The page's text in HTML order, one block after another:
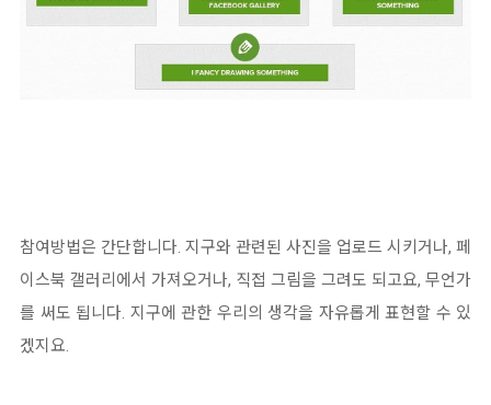
참여방법은 간단합니다. 지구와 관련된 사진을 업로드 시키거나, 페
이스북 갤러리에서 가져오거나, 직접 그림을 그려도 되고요, 무언가
를 써도 됩니다. 지구에 관한 우리의 생각을 자유롭게 표현할 수 있
겠지요.